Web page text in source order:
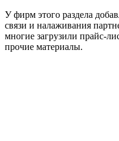
У фирм этого раздела
связи и налаживания
многие загрузили прайс-
прочие материалы.